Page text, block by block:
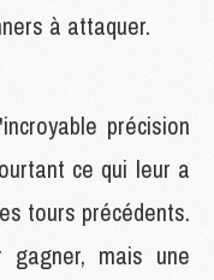
à attaquer.
précision
ce qui leur a
tours précédents.
mais une